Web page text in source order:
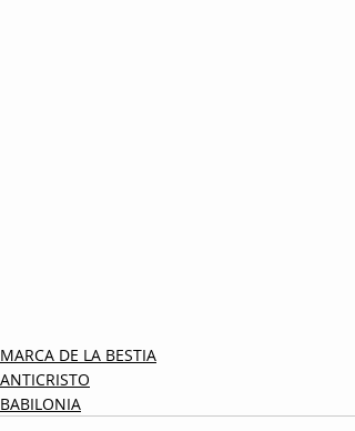
MARCA DE LA BESTIA
ANTICRISTO
BABILONIA